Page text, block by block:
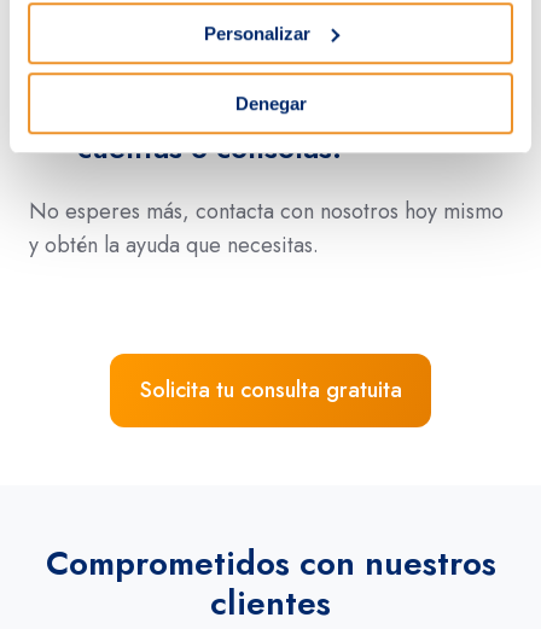
Personalizar
Denegar
backup.
Migrar tus datos de correo
electrónico y Drive entre
cuentas o consolas.
No esperes más, contacta con nosotros hoy mismo
y obtén la ayuda que necesitas.
Solicita tu consulta gratuita
Comprometidos con nuestros
clientes